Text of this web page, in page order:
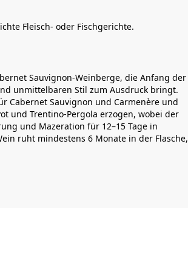
Fleisch- oder Fischgerichte.
Sauvignon-Weinberge, die Anfang der
unmittelbaren Stil zum Ausdruck bringt.
Cabernet Sauvignon und Carmenère und
und Trentino-Pergola erzogen, wobei der
und Mazeration für 12–15 Tage in
ruht mindestens 6 Monate in der Flasche,